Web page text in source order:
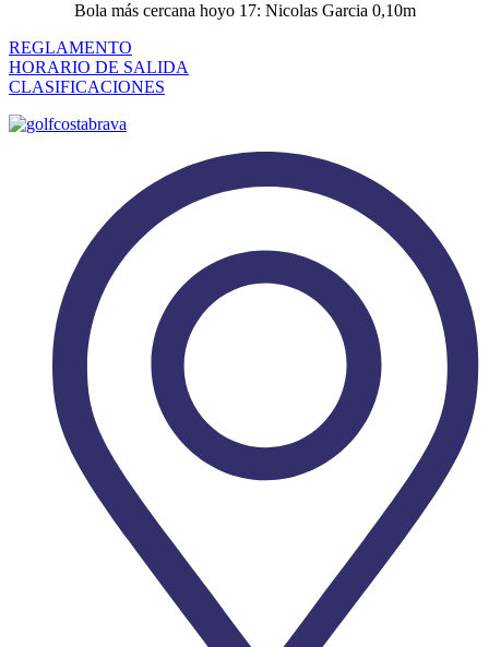
Bola más cercana hoyo 17: Nicolas Garcia 0,10m
REGLAMENTO
HORARIO DE SALIDA
CLASIFICACIONES